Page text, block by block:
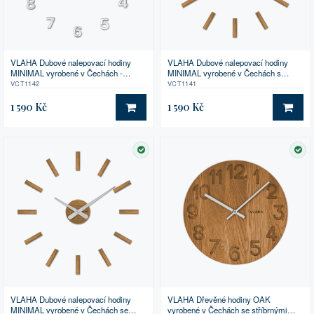
VLAHA Dubové nalepovací hodiny
MINIMAL vyrobené v Čechách -
stříbrné ⌀59cm
VCT1142
1 590 Kč DO KOŠÍKU
VLAHA Dubové nalepovací hodiny
MINIMAL vyrobené v Čechách s
černými ručkami ⌀59cm
VCT1141
1 590 Kč DO
SKLADEM
VLAHA Dubové nalepovací hodiny
MINIMAL vyrobené v Čechách se
VLAHA Dřevěné hodiny OAK
vyrobené v Čechách se stříbrnými